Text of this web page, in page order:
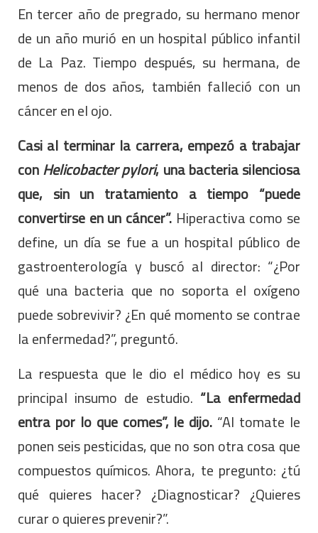
En tercer año de pregrado, su hermano menor
de un año murió en un hospital público infantil
de La Paz. Tiempo después, su hermana, de
menos de dos años, también falleció con un
cáncer en el ojo.
Casi al terminar la carrera, empezó a trabajar
conHelicobacter pylori, una bacteria silenciosa
que, sin un tratamiento a tiempo “puede
convertirse en un cáncer”. Hiperactiva como se
define, un día se fue a un hospital público de
gastroenterología y buscó al director: “¿Por
qué una bacteria que no soporta el oxígeno
puede sobrevivir? ¿En qué momento se contrae
la enfermedad?”, preguntó.
La respuesta que le dio el médico hoy es su
principal insumo de estudio. “La enfermedad
entra por lo que comes”, le dijo. “Al tomate le
ponen seis pesticidas, que no son otra cosa que
compuestos químicos. Ahora, te pregunto: ¿tú
qué quieres hacer? ¿Diagnosticar? ¿Quieres
curar o quieres prevenir?”.